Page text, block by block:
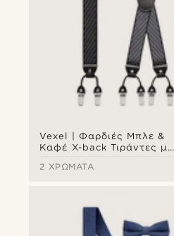
Vexel | Φαρδιές Μπλε &
Καφέ X-back Τιράντες με
2 ΧΡΏΜΑΤΑ